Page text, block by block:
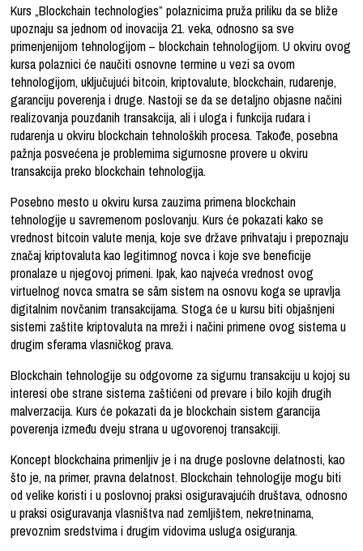
Kurs „Blockchain technologies” polaznicima pruža priliku da se bliže
upoznaju sa jednom od inovacija 21. veka, odnosno sa sve
primenjenijom tehnologijom – blockchain tehnologijom. U okviru ovog
kursa polaznici će naučiti osnovne termine u vezi sa ovom
tehnologijom, uključujući bitcoin, kriptovalute, blockchain, rudarenje,
garanciju poverenja i druge. Nastoji se da se detaljno objasne načini
realizovanja pouzdanih transakcija, ali i uloga i funkcija rudara i
rudarenja u okviru blockchain tehnoloških procesa. Takođe, posebna
pažnja posvećena je problemima sigurnosne provere u okviru
transakcija preko blockchain tehnologija.
Posebno mesto u okviru kursa zauzima primena blockchain
tehnologije u savremenom poslovanju. Kurs će pokazati kako se
vrednost bitcoin valute menja, koje sve države prihvataju i prepoznaju
značaj kriptovaluta kao legitimnog novca i koje sve beneficije
pronalaze u njegovoj primeni. Ipak, kao najveća vrednost ovog
virtuelnog novca smatra se sâm sistem na osnovu koga se upravlja
digitalnim novčanim transakcijama. Stoga će u kursu biti objašnjeni
sistemi zaštite kriptovaluta na mreži i načini primene ovog sistema u
drugim sferama vlasničkog prava.
Blockchain tehnologije su odgovorne za sigurnu transakciju u kojoj su
interesi obe strane sistema zaštićeni od prevare i bilo kojih drugih
malverzacija. Kurs će pokazati da je blockchain sistem garancija
poverenja između dveju strana u ugovorenoj transakciji.
Koncept blockchaina primenljiv je i na druge poslovne delatnosti, kao
što je, na primer, pravna delatnost. Blockchain tehnologije mogu biti
od velike koristi i u poslovnoj praksi osiguravajućih društava, odnosno
u praksi osiguravanja vlasništva nad zemljištem, nekretninama,
prevoznim sredstvima i drugim vidovima usluga osiguranja.